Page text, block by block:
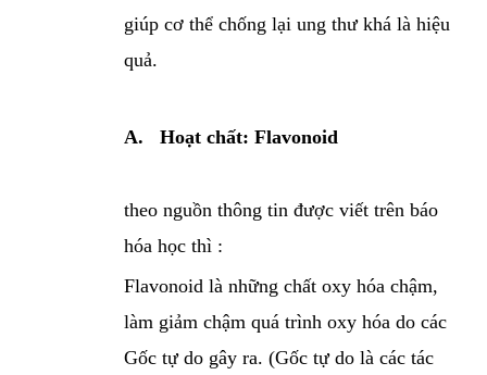
giúp cơ thể chống lại ung thư khá là hiệu
quả.
A. Hoạt chất: Flavonoid
theo nguồn thông tin được viết trên báo
hóa học thì :
Flavonoid là những chất oxy hóa chậm,
làm giảm chậm quá trình oxy hóa do các
Gốc tự do gây ra. (Gốc tự do là các tác